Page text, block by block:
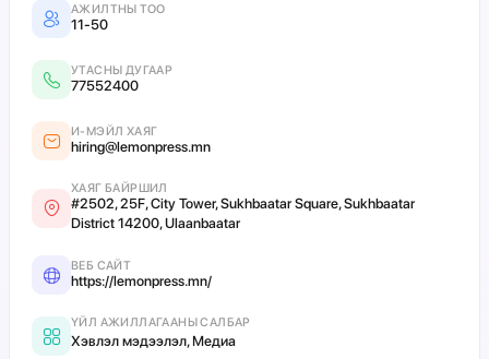
АЖИЛТНЫ ТОО
11-50
УТАСНЫ ДУГААР
77552400
И-МЭЙЛ ХАЯГ
hiring@lemonpress.mn
ХАЯГ БАЙРШИЛ
#2502, 25F, City Tower, Sukhbaatar Square, Sukhbaatar
District 14200, Ulaanbaatar
ВЕБ САЙТ
https://lemonpress.mn/
ҮЙЛ АЖИЛЛАГААНЫ САЛБАР
Хэвлэл мэдээлэл, Медиа